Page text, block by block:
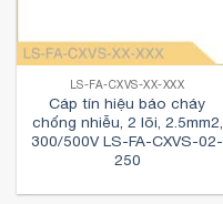
LS-FA-CXVS-XX-XXX
Cáp tín hiệu báo cháy
chống nhiễu, 2 lõi, 2.5mm2,
300/500V LS-FA-CXVS-02-
250